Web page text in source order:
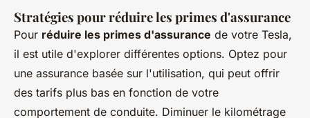
Stratégies pour réduire les primes d'assurance
Pour réduire les primes d'assurance de votre Tesla,
il est utile d'explorer différentes options. Optez pour
une assurance basée sur l'utilisation, qui peut offrir
des tarifs plus bas en fonction de votre
comportement de conduite. Diminuer le kilométrage